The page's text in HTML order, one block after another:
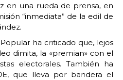
en una rueda de prensa, en
“inmediata” de la edil de
ha criticado que, lejos
dimita, la «premian» con el
electorales. También ha
que lleva por bandera el